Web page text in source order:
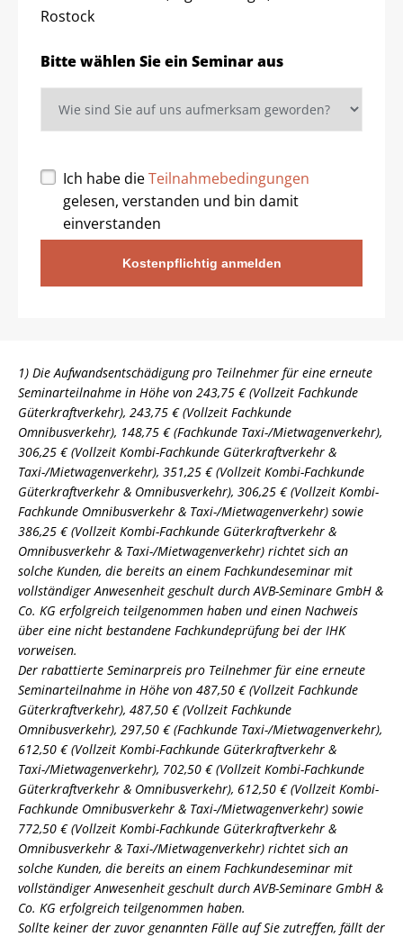
Rostock
Bitte wählen Sie ein Seminar aus
Ich habe dieTeilnahmebedingungen
gelesen, verstanden und bin damit
einverstanden
Kostenpflichtig anmelden
1) Die Aufwandsentschädigung pro Teilnehmer für eine erneute
Seminarteilnahme in Höhe von 243,75 € (Vollzeit Fachkunde
Güterkraftverkehr), 243,75 € (Vollzeit Fachkunde
Omnibusverkehr), 148,75 € (Fachkunde Taxi-/Mietwagenverkehr),
306,25 € (Vollzeit Kombi-Fachkunde Güterkraftverkehr &
Taxi-/Mietwagenverkehr), 351,25 € (Vollzeit Kombi-Fachkunde
Güterkraftverkehr & Omnibusverkehr), 306,25 € (Vollzeit Kombi-
Fachkunde Omnibusverkehr & Taxi-/Mietwagenverkehr) sowie
386,25 € (Vollzeit Kombi-Fachkunde Güterkraftverkehr &
Omnibusverkehr & Taxi-/Mietwagenverkehr) richtet sich an
solche Kunden, die bereits an einem Fachkundeseminar mit
vollständiger Anwesenheit geschult durch AVB-Seminare GmbH &
Co. KG erfolgreich teilgenommen haben und einen Nachweis
über eine nicht bestandene Fachkundeprüfung bei der IHK
vorweisen.
Der rabattierte Seminarpreis pro Teilnehmer für eine erneute
Seminarteilnahme in Höhe von 487,50 € (Vollzeit Fachkunde
Güterkraftverkehr), 487,50 € (Vollzeit Fachkunde
Omnibusverkehr), 297,50 € (Fachkunde Taxi-/Mietwagenverkehr),
612,50 € (Vollzeit Kombi-Fachkunde Güterkraftverkehr &
Taxi-/Mietwagenverkehr), 702,50 € (Vollzeit Kombi-Fachkunde
Güterkraftverkehr & Omnibusverkehr), 612,50 € (Vollzeit Kombi-
Fachkunde Omnibusverkehr & Taxi-/Mietwagenverkehr) sowie
772,50 € (Vollzeit Kombi-Fachkunde Güterkraftverkehr &
Omnibusverkehr & Taxi-/Mietwagenverkehr) richtet sich an
solche Kunden, die bereits an einem Fachkundeseminar mit
vollständiger Anwesenheit geschult durch AVB-Seminare GmbH &
Co. KG erfolgreich teilgenommen haben.
Sollte keiner der zuvor genannten Fälle auf Sie zutreffen, fällt der